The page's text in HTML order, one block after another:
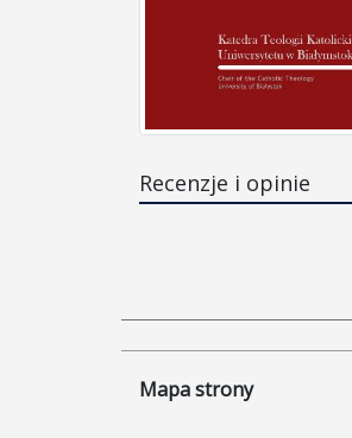
Recenzje i opinie
Mapa strony